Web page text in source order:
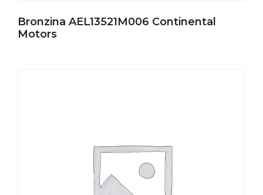
Bronzina AEL13521M006 Continental
Motors